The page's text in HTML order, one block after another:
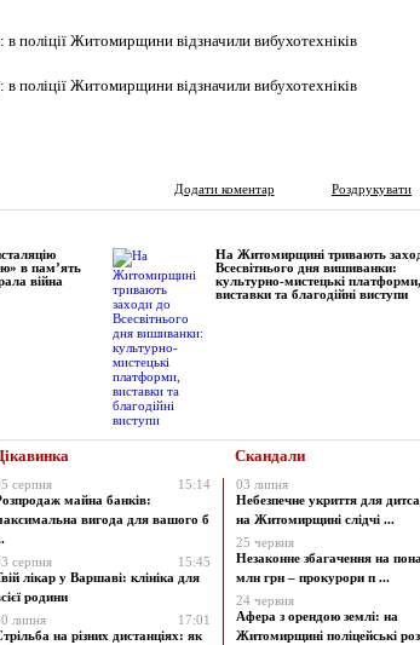
Додати коментар Роздрукувати
в пам’ять
війна
На Житомирщині тривають
Всесвітнього дня вишиванки:
культурно-мистецькі платформи,
виставки та благодійні виступи
Скандали
серпня
15:14
майна банків:
вигода для вашого б
серпня
15:45
лікар у Варшаві: клініка для
родини
липня
17:01
на різних дистанціях: як
03 липня
Небезпечне укриття для
на Житомирщині слідчі ...
25 червня
Незаконне збагачення на
млн грн – прокурори п ...
24 червня
Афера з орендою землі: на
Житомирщині поліцейські